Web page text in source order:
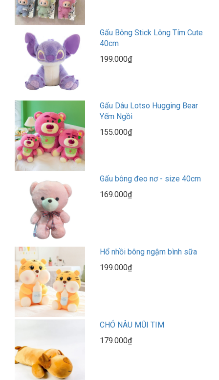
Gấu Bông Stick Lông Tím Cute
40cm
199.000₫
Gấu Dâu Lotso Hugging Bear
Yếm Ngồi
155.000₫
Gấu bông đeo nơ - size 40cm
169.000₫
Hổ nhồi bông ngậm bình sữa
199.000₫
CHÓ NÂU MŨI TIM
179.000₫